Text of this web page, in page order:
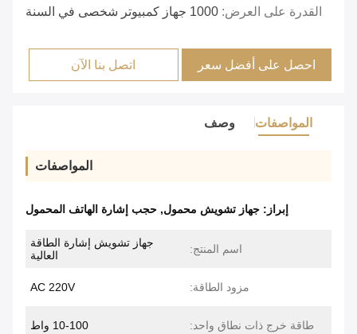
القدرة على العرض: 1000 جهاز كمبيوتر شخصى في السنة
احصل على أفضل سعر اتصل بنا الآن
المواصفات وصف
المواصفات
إبراز: جهاز تشويش محمول, حجب إشارة الهاتف المحمول
اسم المنتج:
جهاز تشويش إشارة الطاقة
العالية
مزود الطاقة: AC 220V
طاقة خرج ذات نطاق واحد: 10-100 واط